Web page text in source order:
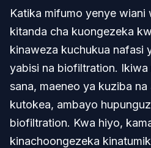
Katika mifumo yenye wiani
kitanda cha kuongezeka
kinaweza kuchukua nafasi
yabisi na biofiltration.
sana, maeneo ya kuziba
kutokea, ambayo
biofiltration. Kwa hiyo,
kinachoongezeka